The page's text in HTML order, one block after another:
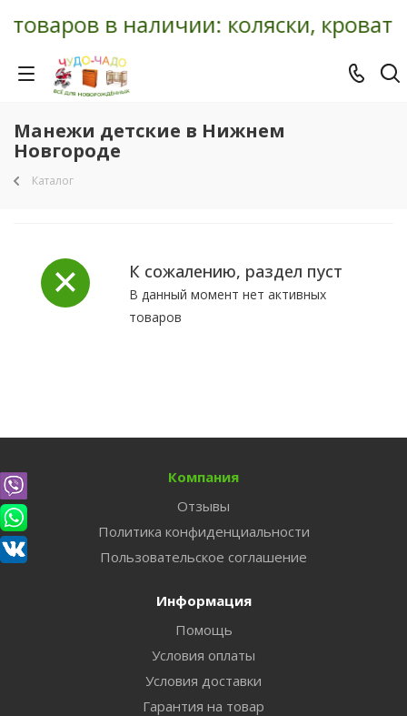
в наличии: коляски,
Манежи детские в Нижнем
Новгороде
Каталог
К сожалению, раздел пуст
В данный момент нет активных
товаров
Компания
Отзывы
Политика конфиденциальности
Пользовательское соглашение
Информация
Помощь
Условия оплаты
Условия доставки
Гарантия на товар